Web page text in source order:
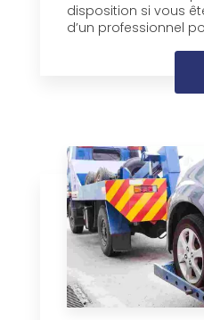
disposition si vous
d’un professionnel